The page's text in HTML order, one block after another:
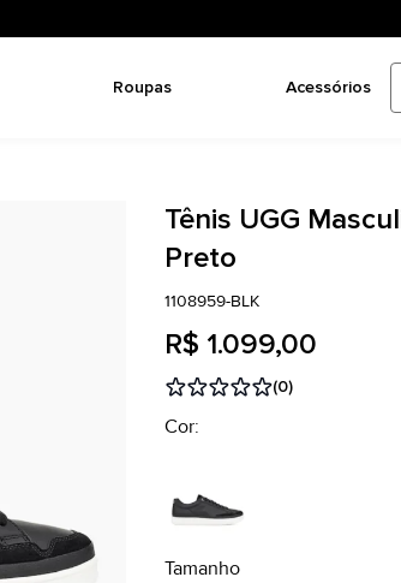
Roupas Acessórios
Tênis UGG
Preto
1108959-BLK
R$ 1.099,00
(0)
Cor:
Tamanho